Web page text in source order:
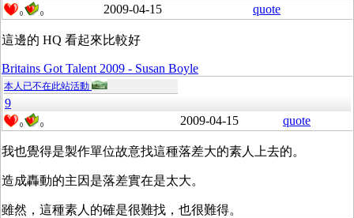
0 0 2009-04-15 quote
這邊的 HQ 看起來比較好
Britains Got Talent 2009 - Susan Boyle
本人已不在此站活動
9
0 0 2009-04-15 quote
我也覺得是製作單位故意找這種落差大的素人上去的。
造成轟動的主因是落差實在是太大。
雖然，這種素人的確是很難找，也很難得。